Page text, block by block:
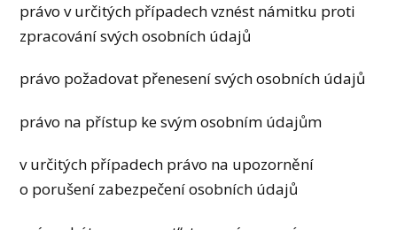
právo v určitých případech vznést námitku proti
zpracování svých osobních údajů
právo požadovat přenesení svých osobních údajů
právo na přístup ke svým osobním údajům
v určitých případech právo na upozornění
o porušení zabezpečení osobních údajů